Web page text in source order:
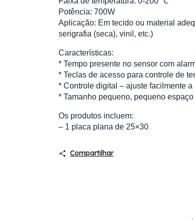
Potência: 700W
Aplicação: Em tecido ou material
serigrafia (seca), vinil, etc.)
Características:
* Tempo presente no sensor com
* Teclas de acesso para controle de
* Controle digital – ajuste facilmente a
* Tamanho pequeno, pequeno
Os produtos incluem:
– 1 placa plana de 25×30
Compartilhar